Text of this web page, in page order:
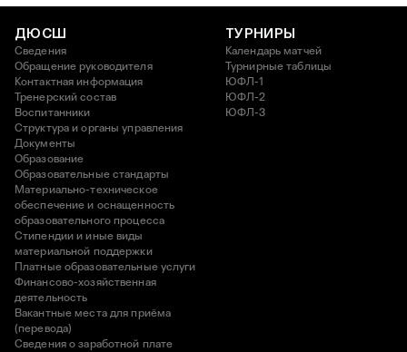
ДЮСШ
Сведения
Обращение руководителя
Контактная информация
Тренерский состав
Воспитанники
Структура и органы управления
Документы
Образование
Образовательные стандарты
Материально-техническое
обеспечение и оснащенность
образовательного процесса
Стипендии и иные виды
материальной поддержки
Платные образовательные услуги
Финансово-хозяйственная
деятельность
Вакантные места для приёма
(перевода)
Сведения о заработной плате
ТУРНИРЫ
Календарь матчей
Турнирные таблицы
ЮФЛ-1
ЮФЛ-2
ЮФЛ-3